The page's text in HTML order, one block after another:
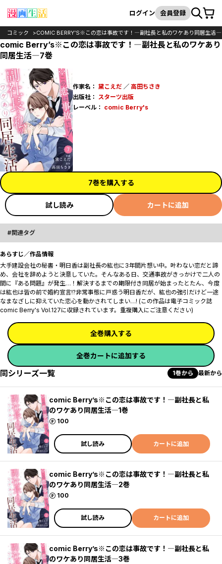
検索
ログイン 会員登録カート
コミック COMIC BERRY’S※この恋は事故です！―副社長と私のワケあり同居生活―
comic Berry’s※この恋は事故です！―副社長と私のワケあり
同居生活―7巻
作家名： 黛こえだ／ 高田ちさき
出版社： スターツ出版
レーベル： comic Berry's
7巻を購入する
試し読み カートに追加
関連タグ
あらすじ／作品情報
大手建設会社の秘書・明日香は副社長の紘也に3年間片想い中。叶わない恋だと諦
め、会社を辞めようと決意していた。そんなある日、交通事故がきっかけで二人の
間に『ある問題』が発生…！解決するまでの期限付き同居が始まったとたん、今度
は紘也は皆の前で婚約宣言!?非常事態に戸惑う明日香だが、紘也の強引だけど一途
なまなざしに抑えていた恋心を動かされてしまい…! (この作品は電子コミック誌
comic Berry's Vol.127に収録されています。重複購入にご注意ください)
全巻購入する
全巻カートに追加する
同シリーズ一覧 1巻から 最新から
comic Berry’s※この恋は事故です！―副社長と私
のワケあり同居生活―1巻
100
ポイント
試し読み カートに追加
comic Berry’s※この恋は事故です！―副社長と私
のワケあり同居生活―2巻
100
ポイント
試し読み カートに追加
comic Berry’s※この恋は事故です！―副社長と私
のワケあり同居生活―3巻